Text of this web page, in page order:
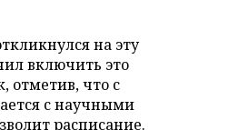
на эту
включить это
отметив, что с
с научными
расписание.